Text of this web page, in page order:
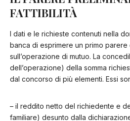
FATTIBILITÀ
I dati e le richieste contenuti nella
banca di esprimere un primo parere
sull’operazione di mutuo. La
dell’operazione) della somma
dal concorso di più elementi. Essi
– il reddito netto del richiedente e
familiare) desunto dalla